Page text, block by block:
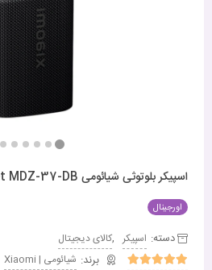
اسپیکر بلوتوثی شیائومی Xiaomi Sound Pocket MDZ-37-DB
اورجینال
دسته: اسپیکر ,کالای دیجیتال
شیائومی | Xiaomi